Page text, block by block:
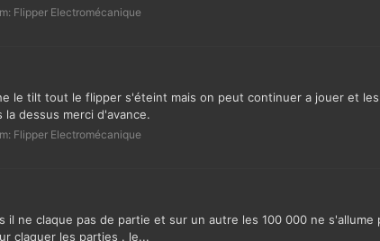
Flipper Electromécanique
le tilt tout le flipper s'éteint mais on peut continuer a jouer et
dessus merci d'avance.
Flipper Electromécanique
ne claque pas de partie et sur un autre les 100 000 ne s'allume
claquer les parties . le...